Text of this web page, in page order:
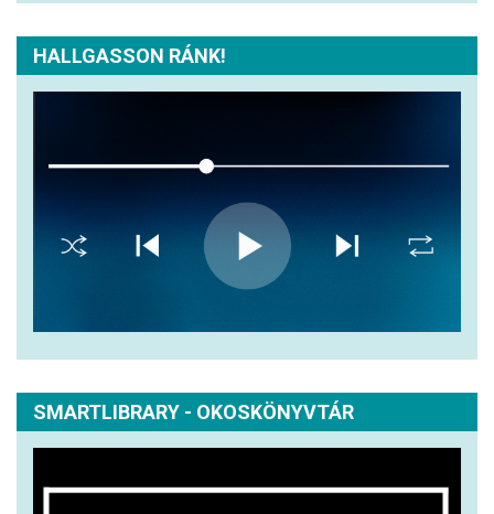
HALLGASSON RÁNK!
SMARTLIBRARY - OKOSKÖNYVTÁR